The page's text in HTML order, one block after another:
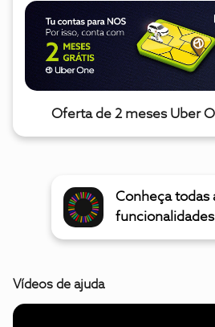
Oferta de 2 meses Uber
Conheça todas
Vídeos de ajuda